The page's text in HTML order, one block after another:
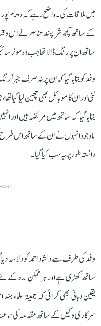
میں ملاقات کی۔ واضح رہے کہ دھام پور
کے ساتھ کچھ شرپسند عناصر نے اس
ساتھ ان پر رنگ ڈالا تھا جب وہ موٹر
وفد کو بتایا گیا کہ ان پر نہ صرف جبراً
گئی اور ان کا موبائل بھی چھین لیا گیا
بتایا گیا کہ ساتھ میں مریضہ ہیں
باوجود انہوں نے ان کے ساتھ اس
دانستہ طور پر یہ سب کیا گیا۔
وفد کی طرف سے دلشاد احمد کو دلاسہ دیا
ساتھ کھڑی ہے اور ہر ممکن مدد کے
یقین دہانی بھی کرائی کہ جمعیۃ
سرکاری وکیل کے ساتھ مقدمہ کی